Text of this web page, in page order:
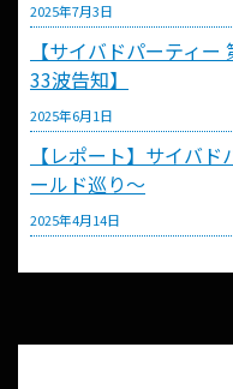
2025年7月3日
【サイバドパーティー
33波告知】
2025年6月1日
【レポート】サイバ
ールド巡り〜
2025年4月14日